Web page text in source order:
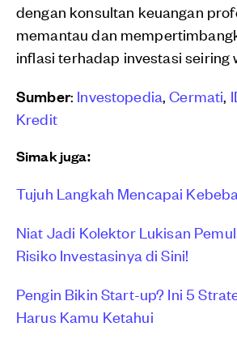
dengan konsultan keuangan
memantau dan
inflasi terhadap investasi seiring
Sumber: Investopedia,Cermati,
Kredit
Simak juga:
Tujuh Langkah Mencapai
Niat Jadi Kolektor Lukisan
Risiko Investasinya di Sini!
Pengin Bikin Start-up? Ini 5
Harus Kamu Ketahui